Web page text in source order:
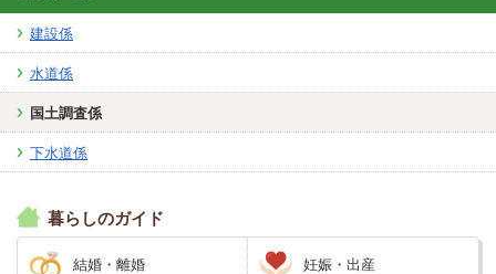
建設係
水道係
国土調査係
下水道係
暮らしのガイド
結婚・離婚 妊娠・出産